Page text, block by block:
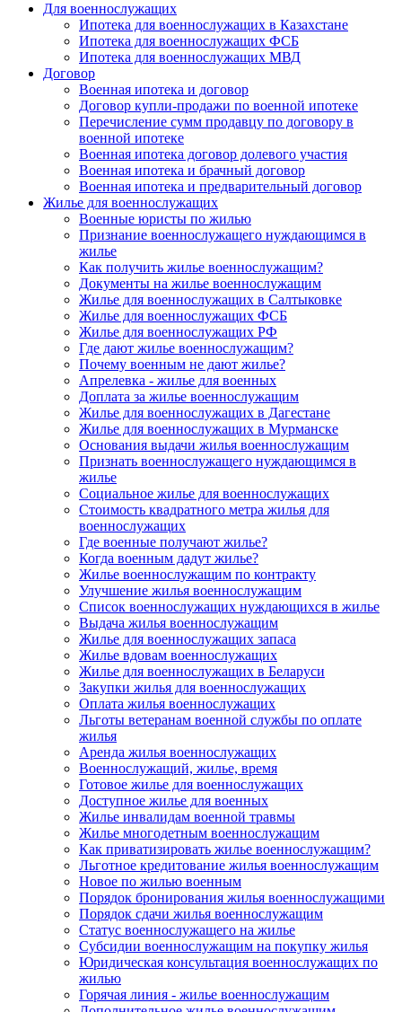
Для военнослужащих
Ипотека для военнослужащих в Казахстане
Ипотека для военнослужащих ФСБ
Ипотека для военнослужащих МВД
Договор
Военная ипотека и договор
Договор купли-продажи по военной ипотеке
Перечисление сумм продавцу по договору в
военной ипотеке
Военная ипотека договор долевого участия
Военная ипотека и брачный договор
Военная ипотека и предварительный договор
Жилье для военнослужащих
Военные юристы по жилью
Признание военнослужащего нуждающимся в
жилье
Как получить жилье военнослужащим?
Документы на жилье военнослужащим
Жилье для военнослужащих в Салтыковке
Жилье для военнослужащих ФСБ
Жилье для военнослужащих РФ
Где дают жилье военнослужащим?
Почему военным не дают жилье?
Апрелевка - жилье для военных
Доплата за жилье военнослужащим
Жилье для военнослужащих в Дагестане
Жилье для военнослужащих в Мурманске
Основания выдачи жилья военнослужащим
Признать военнослужащего нуждающимся в
жилье
Социальное жилье для военнослужащих
Стоимость квадратного метра жилья для
военнослужащих
Где военные получают жилье?
Когда военным дадут жилье?
Жилье военнослужащим по контракту
Улучшение жилья военнослужащим
Список военнослужащих нуждающихся в жилье
Выдача жилья военнослужащим
Жилье для военнослужащих запаса
Жилье вдовам военнослужащих
Жилье для военнослужащих в Беларуси
Закупки жилья для военнослужащих
Оплата жилья военнослужащих
Льготы ветеранам военной службы по оплате
жилья
Аренда жилья военнослужащих
Военнослужащий, жилье, время
Готовое жилье для военнослужащих
Доступное жилье для военных
Жилье инвалидам военной травмы
Жилье многодетным военнослужащим
Как приватизировать жилье военнослужащим?
Льготное кредитование жилья военнослужащим
Новое по жилью военным
Порядок бронирования жилья военнослужащими
Порядок сдачи жилья военнослужащим
Статус военнослужащего на жилье
Субсидии военнослужащим на покупку жилья
Юридическая консультация военнослужащих по
жилью
Горячая линия - жилье военнослужащим